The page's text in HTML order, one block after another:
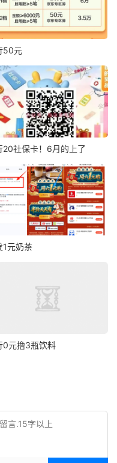
50元
20社保卡！6月的上了
1元奶茶
0元撸3瓶饮料